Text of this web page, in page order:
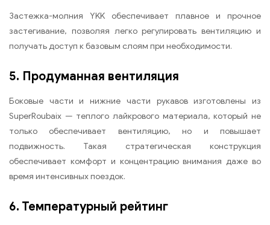
Застежка-молния YKK обеспечивает плавное и прочное
застегивание, позволяя легко регулировать вентиляцию и
получать доступ к базовым слоям при необходимости.
5. Продуманная вентиляция
Боковые части и нижние части рукавов изготовлены из
SuperRoubaix — теплого лайкрового материала, который не
только обеспечивает вентиляцию, но и повышает
подвижность. Такая стратегическая конструкция
обеспечивает комфорт и концентрацию внимания даже во
время интенсивных поездок.
6. Температурный рейтинг